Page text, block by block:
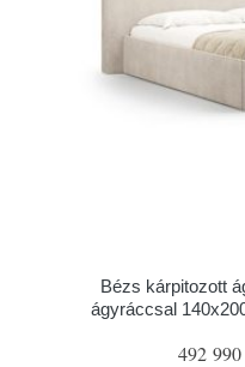
Bézs kárpitozott
ágyráccsal
492